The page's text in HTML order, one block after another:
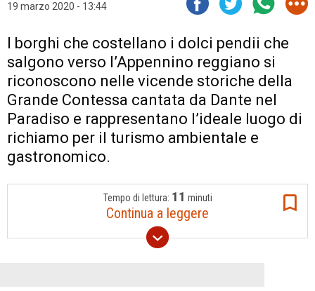
19 marzo 2020 - 13:44
I borghi che costellano i dolci pendii che
salgono verso l’Appennino reggiano si
riconoscono nelle vicende storiche della
Grande Contessa cantata da Dante nel
Paradiso e rappresentano l’ideale luogo di
richiamo per il turismo ambientale e
gastronomico.
Tempo di lettura: 11 minuti
Continua a leggere